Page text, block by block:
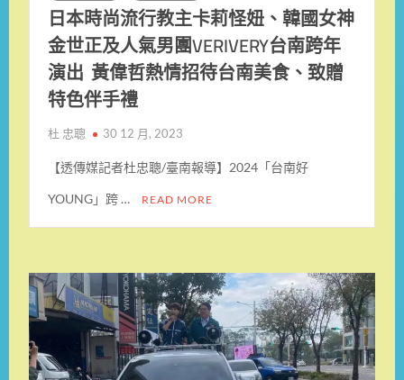
日本時尚流行教主卡莉怪妞、韓國女神
金世正及人氣男團VERIVERY台南跨年
演出 黃偉哲熱情招待台南美食、致贈
特色伴手禮
杜 忠聰 30 12 月, 2023
【透傳媒記者杜忠聰/臺南報導】2024「台南好
YOUNG」跨 … READ MORE